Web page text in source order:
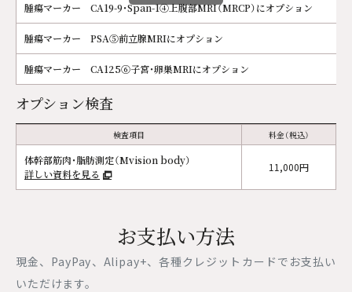
腫瘍マーカー CA19-9・Span-1④上腹部MRI（MRCP）にオプション
腫瘍マーカー PSA⑤前立腺MRIにオプション
腫瘍マーカー CA125⑥子宮・卵巣MRIにオプション
オプション検査
検査項目 料金（税込）
体幹部筋肉・脂肪測定（Mvision body）
詳しい資料を見る
11,000円
お支払い方法
現金、PayPay、Alipay+、各種クレジットカードでお支払い
いただけます。